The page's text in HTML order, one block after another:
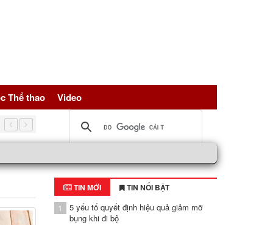
Thể thao Video
5 nguồn đạm vàng giúp trẻ hóa tế bài, bảo vệ sức khỏe toàn
TIN MỚI TIN NỔI BẬT
1
5 yếu tố quyết định hiệu quả giảm mỡ
bụng khi đi bộ